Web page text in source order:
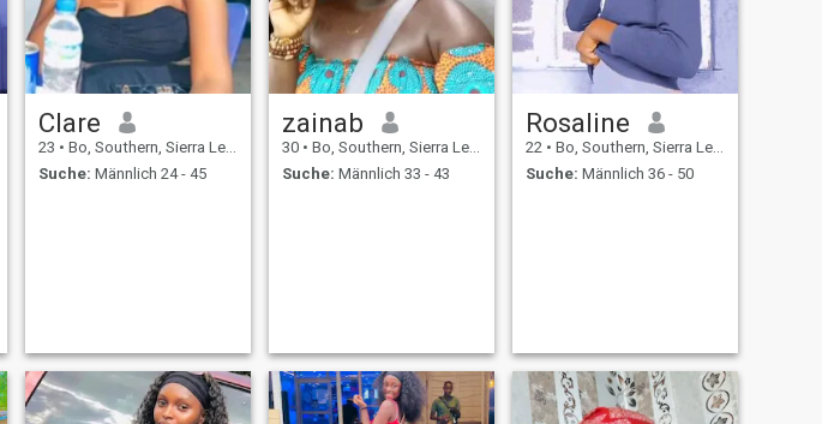
Clare
23 • Bo, Southern, Sierra Leone
Suche: Männlich 24 - 45
zainab
30 • Bo, Southern, Sierra Leone
Suche: Männlich 33 - 43
Rosaline
22 • Bo, Southern, Sierra Leone
Suche: Männlich 36 - 50